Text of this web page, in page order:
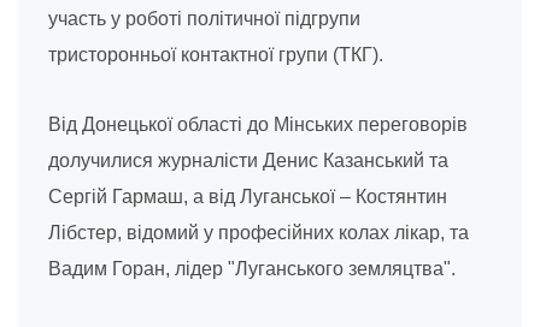
участь у роботі політичної підгрупи
тристоронньої контактної групи (ТКГ).
Від Донецької області до Мінських переговорів
долучилися журналісти Денис Казанський та
Сергій Гармаш, а від Луганської – Костянтин
Лібстер, відомий у професійних колах лікар, та
Вадим Горан, лідер "Луганського земляцтва".